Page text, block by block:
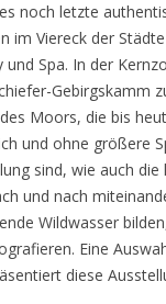
noch letzte
im Viereck der
Spa. In der
Gebirgskamm
Moors, die bis
und ohne größere
sind, wie auch die
und nach
Wildwasser
Eine
diese